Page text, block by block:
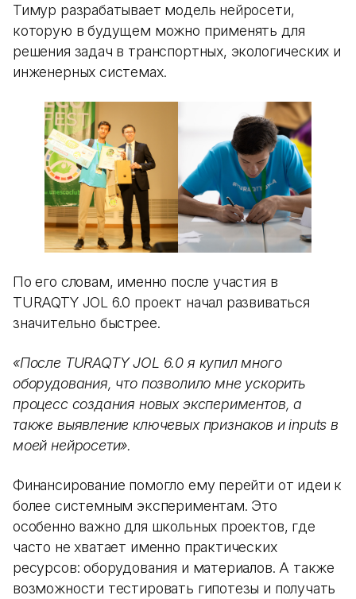
Тимур разрабатывает модель нейросети,
которую в будущем можно применять для
решения задач в транспортных, экологических и
инженерных системах.
По его словам, именно после участия в
TURAQTY JOL 6.0 проект начал развиваться
значительно быстрее.
«После TURAQTY JOL 6.0 я купил много
оборудования, что позволило мне ускорить
процесс создания новых экспериментов, а
также выявление ключевых признаков и inputs в
моей нейросети».
Финансирование помогло ему перейти от идеи к
более системным экспериментам. Это
особенно важно для школьных проектов, где
часто не хватает именно практических
ресурсов: оборудования и материалов. А также
возможности тестировать гипотезы и получать